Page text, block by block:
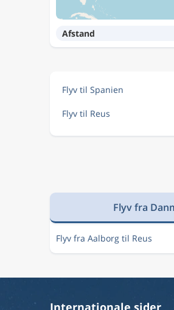
Afstand
Flyv til Spanien
Flyv til Reus
Flyv fra
Flyv fra Aalborg til Reus
Internationale sider